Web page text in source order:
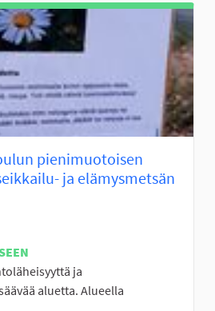
pienimuotoisen
ja elämysmetsän
ja
aluetta. Alueella